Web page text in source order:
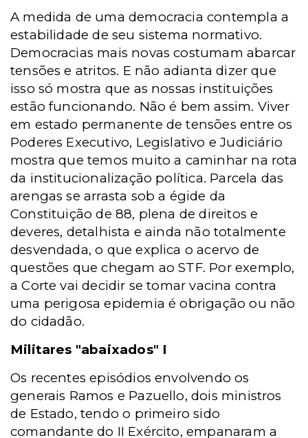
A medida de uma democracia contempla a
estabilidade de seu sistema normativo.
Democracias mais novas costumam abarcar
tensões e atritos. E não adianta dizer que
isso só mostra que as nossas instituições
estão funcionando. Não é bem assim. Viver
em estado permanente de tensões entre os
Poderes Executivo, Legislativo e Judiciário
mostra que temos muito a caminhar na rota
da institucionalização política. Parcela das
arengas se arrasta sob a égide da
Constituição de 88, plena de direitos e
deveres, detalhista e ainda não totalmente
desvendada, o que explica o acervo de
questões que chegam ao STF. Por exemplo,
a Corte vai decidir se tomar vacina contra
uma perigosa epidemia é obrigação ou não
do cidadão.
Militares "abaixados" I
Os recentes episódios envolvendo os
generais Ramos e Pazuello, dois ministros
de Estado, tendo o primeiro sido
comandante do II Exército, empanaram a